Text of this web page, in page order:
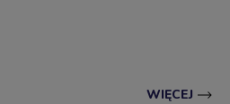
WIĘCEJ